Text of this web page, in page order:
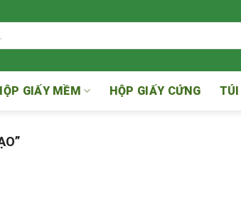
GIẤY MỀM HỘP GIẤY CỨNG TÚI